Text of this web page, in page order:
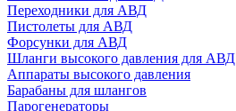
Переходники для АВД
Пистолеты для АВД
Форсунки для АВД
Шланги высокого давления для АВД
Аппараты высокого давления
Барабаны для шлангов
Парогенераторы